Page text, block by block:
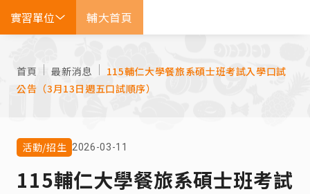
實習單位 輔大首頁
EN
首頁 最新消息
115輔仁大學餐旅系碩士班考試入學口試
公告（3月13日週五口試順序）
活動/招生 2026-03-11
115輔仁大學餐旅系碩士班考試